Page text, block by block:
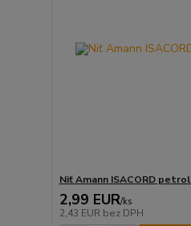
Niť Amann ISACORD
2,99 EUR/ks
2,43 EUR bez DPH